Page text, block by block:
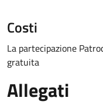
Costi
La partecipazione
gratuita
Allegati